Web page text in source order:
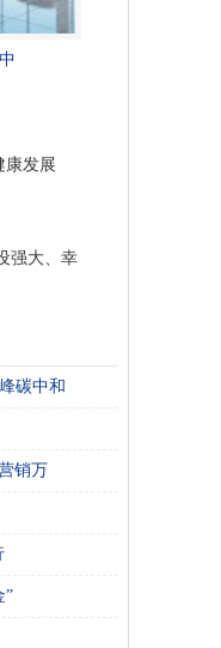
康发展
强大、幸
碳中和
销万
”